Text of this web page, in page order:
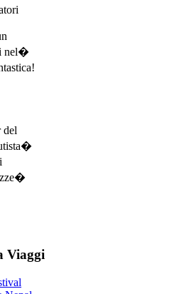
nel�
del
Viaggi